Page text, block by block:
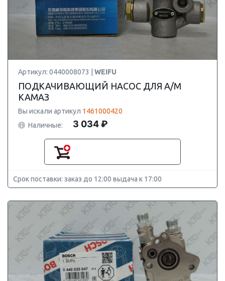
Артикул: 0440008073 | WEIFU
ПОДКАЧИВАЮЩИЙ НАСОС ДЛЯ А/М
КАМАЗ
Вы искали артикул 1461000420
Наличные:
3 034 ₽
Срок поставки: заказ до 12:00 выдача к 17:00